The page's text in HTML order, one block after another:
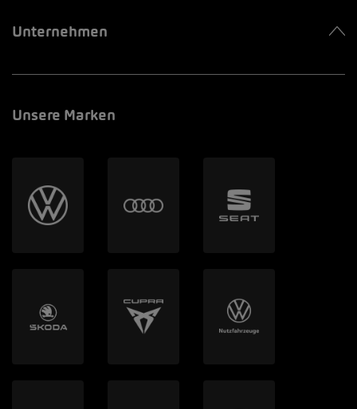
Unternehmen
Unsere Marken